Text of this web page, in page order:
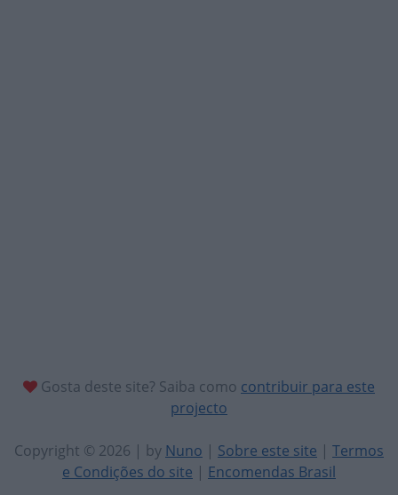
Gosta deste site? Saiba como contribuir para este
projecto
Copyright © 2026 | by Nuno | Sobre este site | Termos
e Condições do site | Encomendas Brasil